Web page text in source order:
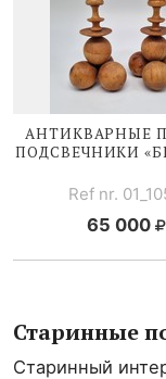
АНТИКВАРНЫЕ
ПОДСВЕЧНИКИ
Ref nr.
65 000
Старинные
Старинный